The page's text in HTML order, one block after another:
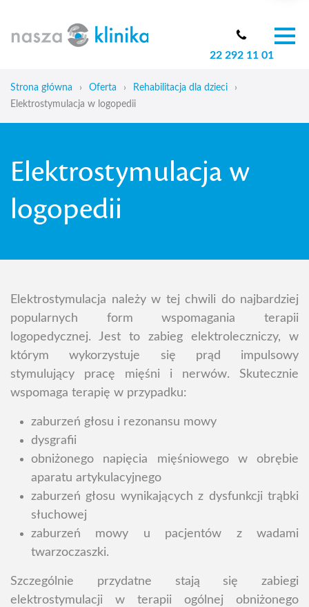
Zespół
Cennik
Skoliozy u dzieci
22 292 11 01
Strona główna › Oferta › Rehabilitacja dla dzieci
›
Elektrostymulacja w logopedii
Elektrostymulacja w
logopedii
Elektrostymulacja należy w tej chwili do najbardziej
popularnych form wspomagania terapii
logopedycznej. Jest to zabieg elektroleczniczy, w
którym wykorzystuje się prąd impulsowy
stymulujący pracę mięśni i nerwów. Skutecznie
wspomaga terapię w przypadku:
zaburzeń głosu i rezonansu mowy
dysgrafii
obniżonego napięcia mięśniowego w obrębie
aparatu artykulacyjnego
zaburzeń głosu wynikających z dysfunkcji trąbki
słuchowej
zaburzeń mowy u pacjentów z wadami
twarzoczaszki.
Szczególnie przydatne stają się zabiegi
elektrostymulacji w terapii ogólnej obniżonego